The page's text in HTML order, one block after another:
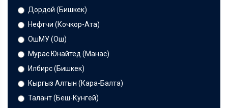
Дордой (Бишкек)
Нефтчи (Кочкор-Ата)
ОшМУ (Ош)
Мурас Юнайтед (Манас)
Илбирс (Бишкек)
Кыргыз Алтын (Кара-Балта)
Талант (Беш-Кунгей)